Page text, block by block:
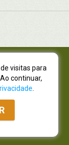
0001-19
0001-80
Lourenço |
(41) 4009-3939
visitas para
continuar,